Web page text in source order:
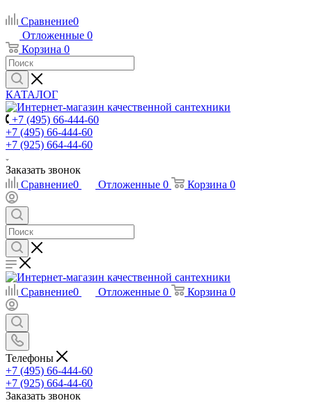
Сравнение0
Отложенные 0
Корзина 0
КАТАЛОГ
+7 (495) 66-444-60
+7 (495) 66-444-60
+7 (925) 664-44-60
Заказать звонок
Сравнение0 Отложенные 0 Корзина 0
Сравнение0 Отложенные 0 Корзина 0
Телефоны
+7 (495) 66-444-60
+7 (925) 664-44-60
Заказать звонок